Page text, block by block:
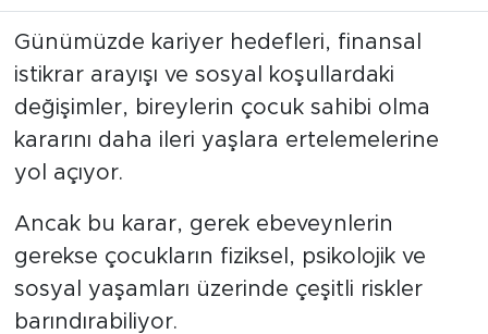
Günümüzde kariyer hedefleri, finansal
istikrar arayışı ve sosyal koşullardaki
değişimler, bireylerin çocuk sahibi olma
kararını daha ileri yaşlara ertelemelerine
yol açıyor.
Ancak bu karar, gerek ebeveynlerin
gerekse çocukların fiziksel, psikolojik ve
sosyal yaşamları üzerinde çeşitli riskler
barındırabiliyor.